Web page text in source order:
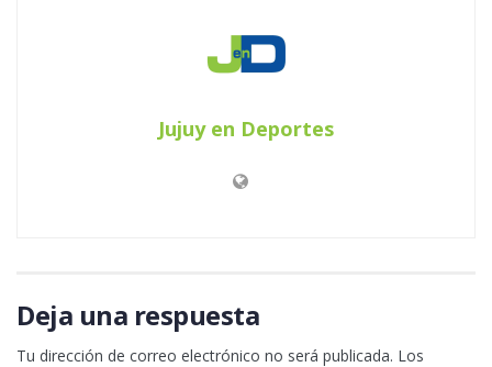
Jujuy en Deportes
Deja una respuesta
Tu dirección de correo electrónico no será publicada. Los